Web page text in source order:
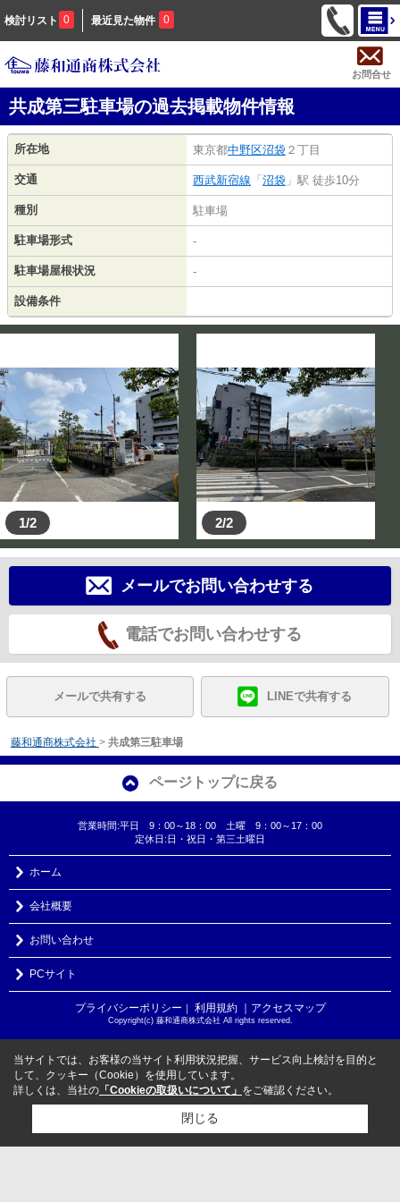
検討リスト 0 最近見た物件 0
お問合せ
共成第三駐車場の過去掲載物件情報
所在地 東京都中野区沼袋 ２丁目
交通 西武新宿線 「 沼袋 」駅 徒歩10分
種別 駐車場
駐車場形式 -
駐車場屋根状況 -
設備条件
1/2 2/2
メールでお問い合わせする
電話でお問い合わせする
メールで共有する LINEで共有する
藤和通商株式会社 > 共成第三駐車場
ページトップに戻る
営業時間:平日 9：00～18：00 土曜 9：00～17：00
定休日:日・祝日・第三土曜日
ホーム
会社概要
お問い合わせ
PCサイト
プライバシーポリシー ｜ 利用規約 ｜アクセスマップ
Copyright(c) 藤和通商株式会社 All rights reserved.
当サイトでは、お客様の当サイト利用状況把握、サービス向上検討を目的と
して、クッキー（Cookie）を使用しています。
詳しくは、当社の 「Cookieの取扱いについて」 をご確認ください。
閉じる